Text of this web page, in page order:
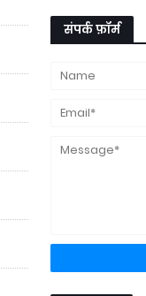
संपर्क फ़ॉर्म